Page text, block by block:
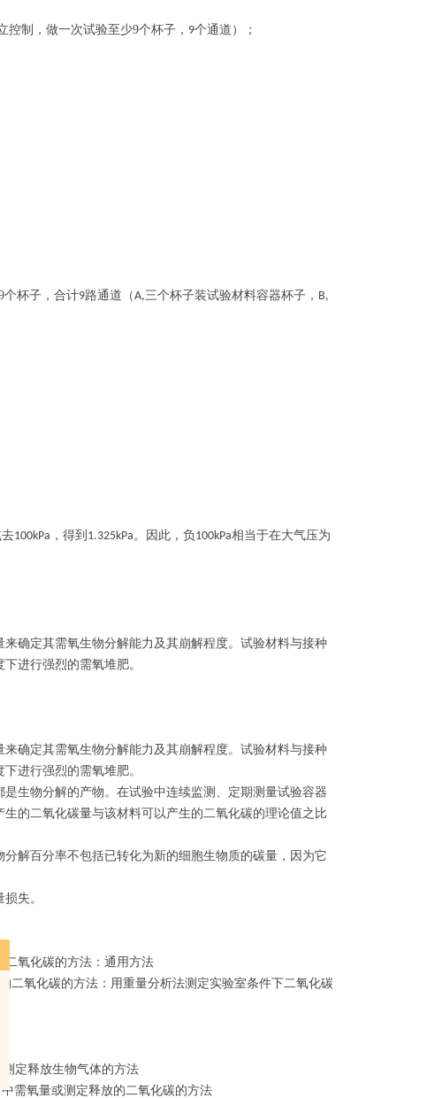
控制，做一次试验至少9个杯子， 9个通道 ）
；
个杯子，合计9路通道（A,三个杯子装试验材料容器杯子， B,
去100kPa ，得到 1.325kPa。因此，负 100kPa相当于在大气压为
确定其需氧生物分解能力及其崩解程度。试验材料与接种
进行强烈的需氧堆肥。
确定其需氧生物分解能力及其崩解程度。试验材料与接种
进行强烈的需氧堆肥。
生物分解的产物。在试验中连续监测、定期测量试验容器
的二氧化碳量与该材料可以产生的二氧化碳的理论值之比
解百分率不包括已转化为新的细胞生物质的碳量，因为它
失。
氧化碳的方法：通用方法
二氧化碳的方法：用重量分析法测定实验室条件下二氧化碳
定释放生物气体的方法
需氧量或测定释放的二氧化碳的方法